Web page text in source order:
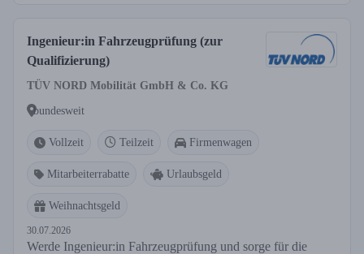
Ingenieur:in Fahrzeugprüfung (zur
Qualifizierung)
TÜV NORD Mobilität GmbH & Co. KG
bundesweit
Vollzeit Teilzeit Firmenwagen
Mitarbeiterrabatte Urlaubsgeld
Weihnachtsgeld
30.07.2026
Werde Ingenieur:in Fahrzeugprüfung und sorge für die